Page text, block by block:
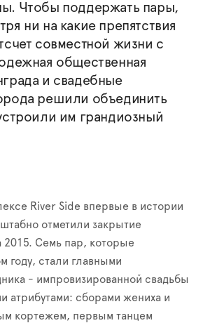
Чтобы поддержать пары,
ни на какие препятствия
совместной жизни с
общественная
и свадебные
решили объединить
им грандиозный
River Side впервые в истории
отметили закрытие
2015. Семь пар, которые
году, стали главными
- импровизированной свадьбы
атрибутами: сборами жениха и
кортежем, первым танцем